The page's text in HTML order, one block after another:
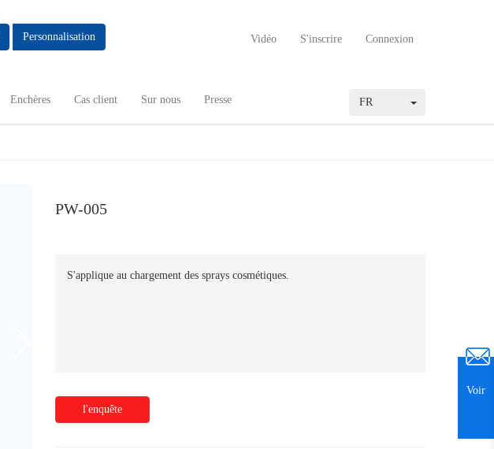
Personnalisation Vidéo S'inscrire Connexion
Enchères Cas client Sur nous Presse FR
PW-005
S'applique au chargement des sprays cosmétiques.
l'enquête
Voir